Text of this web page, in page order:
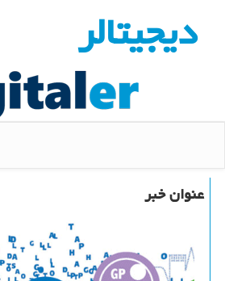
دیجیتالر
عنوان خبر